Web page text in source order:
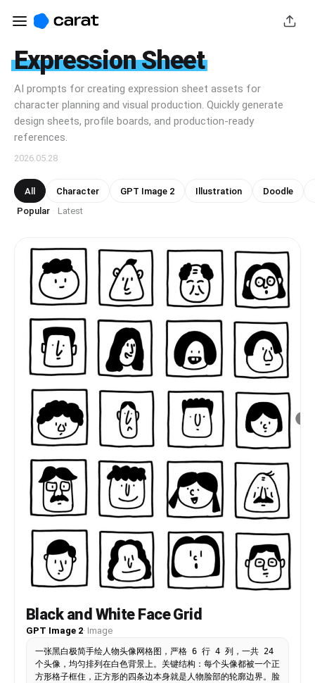
Expression Sheet
AI prompts for creating expression sheet assets for
character planning and visual production. Quickly generate
design sheets, profile boards, and production-ready
references.
2026.05.28
All Character GPT Image 2 Illustration Doodle
Popular · Latest
Black and White Face Grid
GPT Image 2· Image
一张黑白极简手绘人物头像网格图，严格 6 行 4 列，一共 24
个头像，均匀排列在白色背景上。关键结构：每个头像都被一个正
方形格子框住，正方形的四条边本身就是人物脸部的轮廓边界。脸